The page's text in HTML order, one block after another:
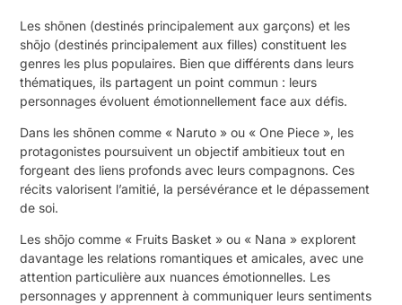
Les shōnen (destinés principalement aux garçons) et les
shōjo (destinés principalement aux filles) constituent les
genres les plus populaires. Bien que différents dans leurs
thématiques, ils partagent un point commun : leurs
personnages évoluent émotionnellement face aux défis.
Dans les shōnen comme « Naruto » ou « One Piece », les
protagonistes poursuivent un objectif ambitieux tout en
forgeant des liens profonds avec leurs compagnons. Ces
récits valorisent l’amitié, la persévérance et le dépassement
de soi.
Les shōjo comme « Fruits Basket » ou « Nana » explorent
davantage les relations romantiques et amicales, avec une
attention particulière aux nuances émotionnelles. Les
personnages y apprennent à communiquer leurs sentiments